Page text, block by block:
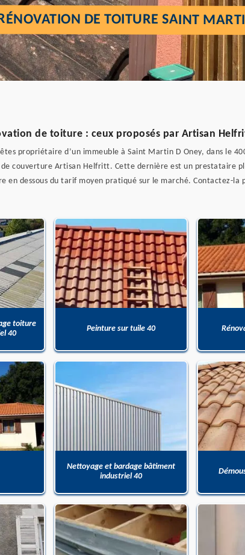
DE TOITURE SAINT
de toiture : ceux proposés par Artisan
êtes propriétaire d’un immeuble à Saint Martin D Oney, dans le
couverture Artisan Helfritt. Cette dernière est un prestataire
en dessous du tarif moyen pratiqué sur le marché. Contactez-la
toiture
40
Peinture sur tuile 40
Nettoyage et bardage bâtiment
industriel 40